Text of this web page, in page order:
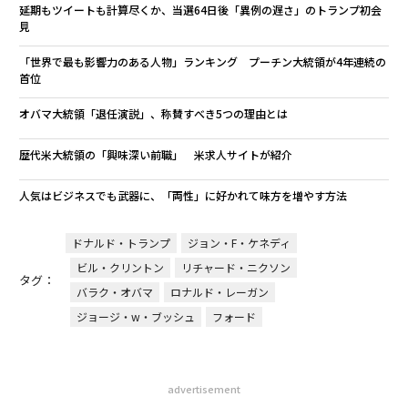
延期もツイートも計算尽くか、当選64日後「異例の遅さ」のトランプ初会
見
「世界で最も影響力のある人物」ランキング プーチン大統領が4年連続の
首位
オバマ大統領「退任演説」、称賛すべき5つの理由とは
歴代米大統領の「興味深い前職」 米求人サイトが紹介
人気はビジネスでも武器に、「両性」に好かれて味方を増やす方法
タグ：
ドナルド・トランプ
ジョン・F・ケネディ
ビル・クリントン
リチャード・ニクソン
バラク・オバマ
ロナルド・レーガン
ジョージ・w・ブッシュ
フォード
advertisement